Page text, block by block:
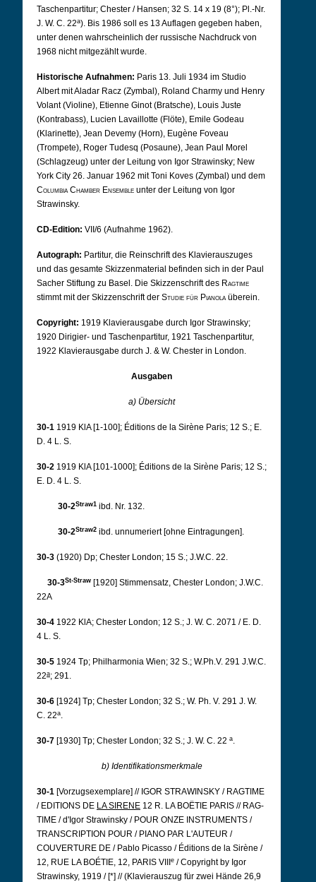
Taschenpartitur; Chester / Hansen; 32 S. 14 x 19 (8°); Pl.-Nr.
J. W. C. 22a). Bis 1986 soll es 13 Auflagen gegeben haben,
unter denen wahrscheinlich der russische Nachdruck von
1968 nicht mitgezählt wurde.
Historische Aufnahmen: Paris 13. Juli 1934 im Studio
Albert mit Aladar Racz (Zymbal), Roland Charmy und Henry
Volant (Violine), Etienne Ginot (Bratsche), Louis Juste
(Kontrabass), Lucien Lavaillotte (Flöte), Emile Godeau
(Klarinette), Jean Devemy (Horn), Eugène Foveau
(Trompete), Roger Tudesq (Posaune), Jean Paul Morel
(Schlagzeug) unter der Leitung von Igor Strawinsky; New
York City 26. Januar 1962 mit Toni Koves (Zymbal) und dem
Columbia Chamber Ensemble unter der Leitung von Igor
Strawinsky.
CD-Edition: VII/6 (Aufnahme 1962).
Autograph: Partitur, die Reinschrift des Klavierauszuges
und das gesamte Skizzenmaterial befinden sich in der Paul
Sacher Stiftung zu Basel. Die Skizzenschrift des Ragtime
stimmt mit der Skizzenschrift der Studie für Pianolaüberein.
Copyright: 1919 Klavierausgabe durch Igor Strawinsky;
1920 Dirigier- und Taschenpartitur, 1921 Taschenpartitur,
1922 Klavierausgabe durch J. & W. Chester in London.
Ausgaben
a) Übersicht
30-1 1919 KlA [1-100]; Éditions de la Sirène Paris; 12 S.; E.
D. 4 L. S.
30-2 1919 KlA [101-1000]; Éditions de la Sirène Paris; 12 S.;
E. D. 4 L. S.
30-2Straw1 ibd. Nr. 132.
30-2Straw2 ibd. unnumeriert [ohne Eintragungen].
30-3 (1920) Dp; Chester London; 15 S.; J.W.C. 22.
30-3St-Straw [1920] Stimmensatz, Chester London; J.W.C.
22A
30-4 1922 KlA; Chester London; 12 S.; J. W. C. 2071 / E. D.
4 L. S.
30-5 1924 Tp; Philharmonia Wien; 32 S.; W.Ph.V. 291 J.W.C.
22a; 291.
30-6 [1924] Tp; Chester London; 32 S.; W. Ph. V. 291 J. W.
C. 22a.
30-7 [1930] Tp; Chester London; 32 S.; J. W. C. 22 a.
b) Identifikationsmerkmale
30-1 [Vorzugsexemplare] // IGOR STRAWINSKY / RAGTIME
/ EDITIONS DE LA SIRENE 12 R. LA BOËTIE PARIS // RAG-
TIME / d'Igor Strawinsky / POUR ONZE INSTRUMENTS /
TRANSCRIPTION POUR / PIANO PAR L'AUTEUR /
COUVERTURE DE / Pablo Picasso / Éditions de la Sirène /
12, RUE LA BOÉTIE, 12, PARIS VIII
e / Copyright by Igor
Strawinsky, 1919 / [*] // (Klavierauszug für zwei Hände 26,9